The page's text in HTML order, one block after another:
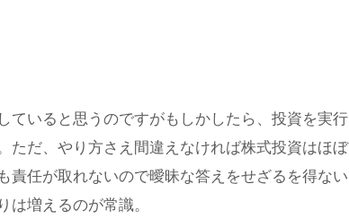
ていると思うのですがもしかしたら、投資を実行
ただ、やり方さえ間違えなければ株式投資はほぼ
責任が取れないので曖昧な答えをせざるを得ない
は増えるのが常識。